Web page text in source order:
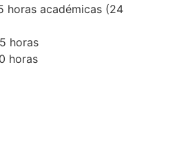
horas académicas (24
horas
horas